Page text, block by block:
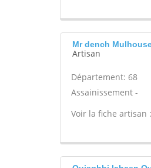
Mr dench
Artisan
Département: 68
Assainissement -
Voir la fiche artisan :